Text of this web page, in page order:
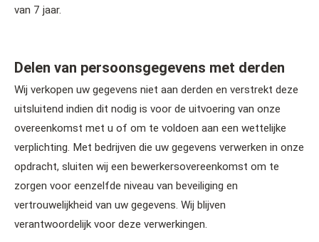
van 7 jaar.
Delen van persoonsgegevens met derden
Wij verkopen uw gegevens niet aan derden en verstrekt deze
uitsluitend indien dit nodig is voor de uitvoering van onze
overeenkomst met u of om te voldoen aan een wettelijke
verplichting. Met bedrijven die uw gegevens verwerken in onze
opdracht, sluiten wij een bewerkersovereenkomst om te
zorgen voor eenzelfde niveau van beveiliging en
vertrouwelijkheid van uw gegevens. Wij blijven
verantwoordelijk voor deze verwerkingen.